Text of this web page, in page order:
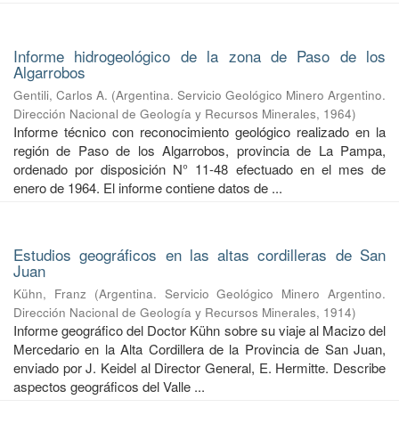
Informe hidrogeológico de la zona de Paso de los
Algarrobos
Gentili, Carlos A. (Argentina. Servicio Geológico Minero Argentino.
Dirección Nacional de Geología y Recursos Minerales, 1964)
Informe técnico con reconocimiento geológico realizado en la
región de Paso de los Algarrobos, provincia de La Pampa,
ordenado por disposición N° 11-48 efectuado en el mes de
enero de 1964. El informe contiene datos de ...
Estudios geográficos en las altas cordilleras de San
Juan
Kühn, Franz (Argentina. Servicio Geológico Minero Argentino.
Dirección Nacional de Geología y Recursos Minerales, 1914)
Informe geográfico del Doctor Kühn sobre su viaje al Macizo del
Mercedario en la Alta Cordillera de la Provincia de San Juan,
enviado por J. Keidel al Director General, E. Hermitte. Describe
aspectos geográficos del Valle ...